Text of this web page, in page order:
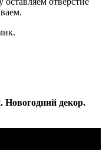
Новогодний декор.